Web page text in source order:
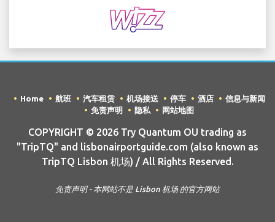
Home 航班 汽车租赁 机场接送 停车 酒店
信息与新闻
免责声明
隐私 网站地图
COPYRIGHT © 2026 Try Quantum OU trading as
"TripTQ" and lisbonairportguide.com (also known as
TripTQ Lisbon 机场) / All Rights Reserved.
免责声明 - 本网站不是 Lisbon 机场 的官方网站